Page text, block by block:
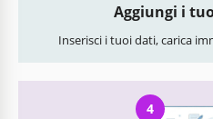
Aggiungi i
Inserisci i tuoi dati, carica
4